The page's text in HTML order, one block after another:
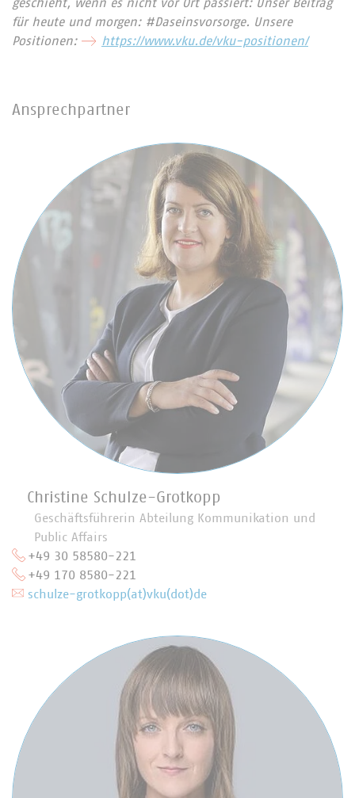
geschieht, wenn es nicht vor Ort passiert: Unser Beitrag
für heute und morgen: #Daseinsvorsorge. Unsere
Positionen:
https://www.vku.de/vku-positionen/
Ansprechpartner
Christine Schulze-Grotkopp
Geschäftsführerin Abteilung Kommunikation und
Public Affairs
+49 30 58580-221
+49 170 8580-221
schulze-grotkopp(at)vku(dot)de